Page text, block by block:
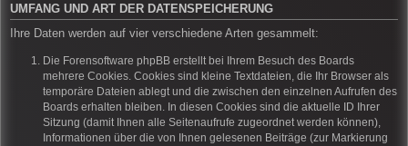
UMFANG UND ART DER DATENSPEICHERUNG
Ihre Daten werden auf vier verschiedene Arten gesammelt:
Die Forensoftware phpBB erstellt bei Ihrem Besuch des Boards
mehrere Cookies. Cookies sind kleine Textdateien, die Ihr Browser als
temporäre Dateien ablegt und die zwischen den einzelnen Aufrufen des
Boards erhalten bleiben. In diesen Cookies sind die aktuelle ID Ihrer
Sitzung (damit Ihnen alle Seitenaufrufe zugeordnet werden können),
Informationen über die von Ihnen gelesenen Beiträge (zur Markierung